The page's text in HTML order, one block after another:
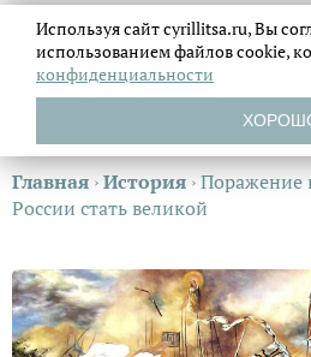
Главная ›История ›Поражение
России стать великой
Используя сайт cyrillitsa.ru, Вы
использованием файловcookie,
конфиденциальности